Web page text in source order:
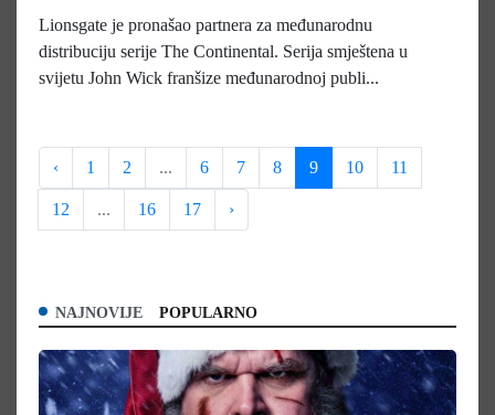
Lionsgate je pronašao partnera za međunarodnu
distribuciju serije The Continental. Serija smještena u
svijetu John Wick franšize međunarodnoj publi...
‹ 1 2 ... 6 7 8 9 10 11
12 ... 16 17 ›
NAJNOVIJE POPULARNO